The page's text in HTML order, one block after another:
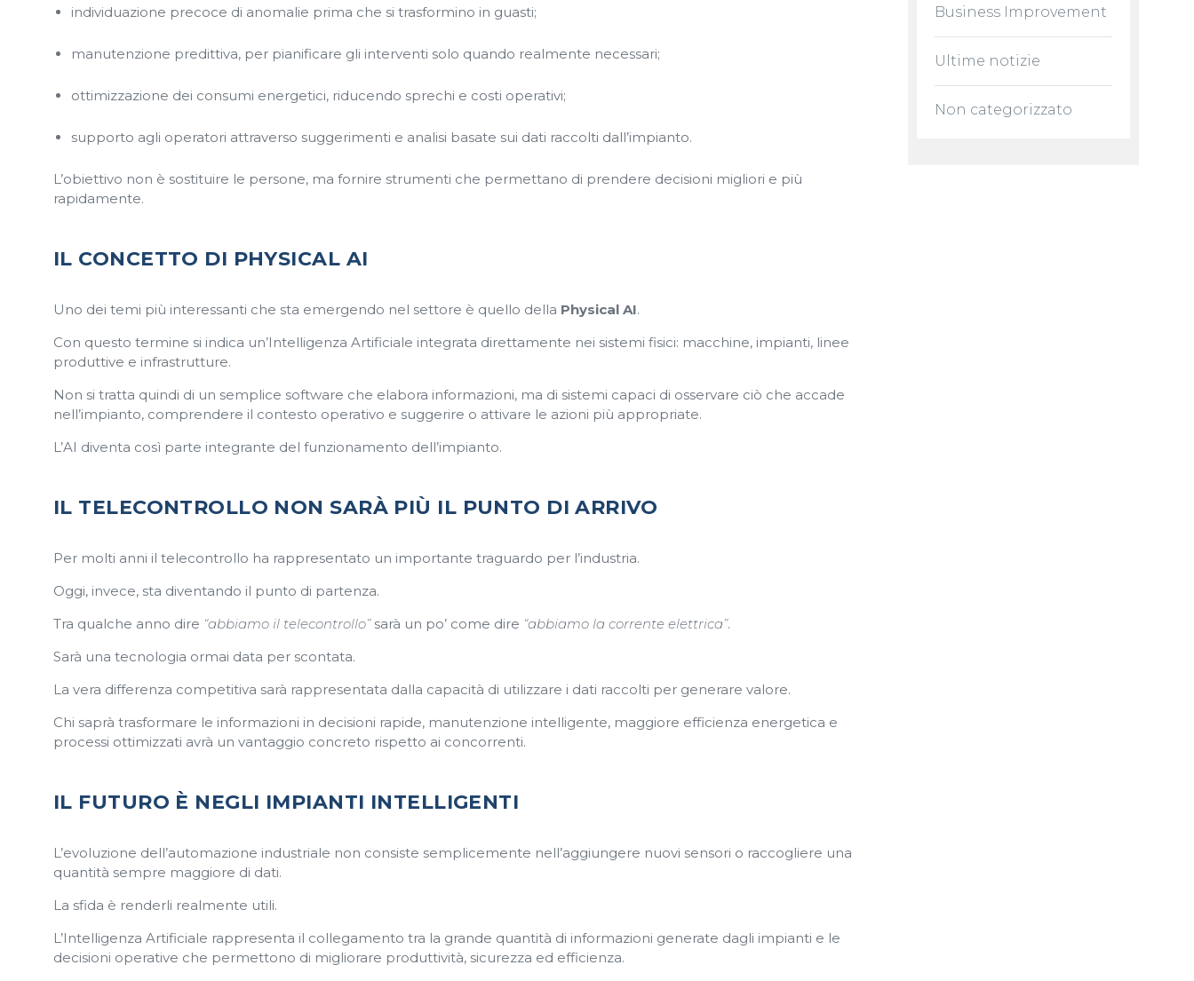
individuazione precoce di anomalie prima che si trasformino in guasti;
manutenzione predittiva, per pianificare gli interventi solo quando realmente necessari;
ottimizzazione dei consumi energetici, riducendo sprechi e costi operativi;
supporto agli operatori attraverso suggerimenti e analisi basate sui dati raccolti dall’impianto.
L’obiettivo non è sostituire le persone, ma fornire strumenti che permettano di prendere decisioni migliori e più
rapidamente.
IL CONCETTO DI PHYSICAL AI
Uno dei temi più interessanti che sta emergendo nel settore è quello della Physical AI.
Con questo termine si indica un’Intelligenza Artificiale integrata direttamente nei sistemi fisici: macchine, impianti, linee
produttive e infrastrutture.
Non si tratta quindi di un semplice software che elabora informazioni, ma di sistemi capaci di osservare ciò che accade
nell’impianto, comprendere il contesto operativo e suggerire o attivare le azioni più appropriate.
L’AI diventa così parte integrante del funzionamento dell’impianto.
IL TELECONTROLLO NON SARÀ PIÙ IL PUNTO DI ARRIVO
Per molti anni il telecontrollo ha rappresentato un importante traguardo per l’industria.
Oggi, invece, sta diventando il punto di partenza.
Tra qualche anno dire “abbiamo il telecontrollo”sarà un po’ come dire “abbiamo la corrente elettrica”.
Sarà una tecnologia ormai data per scontata.
La vera differenza competitiva sarà rappresentata dalla capacità di utilizzare i dati raccolti per generare valore.
Chi saprà trasformare le informazioni in decisioni rapide, manutenzione intelligente, maggiore efficienza energetica e
processi ottimizzati avrà un vantaggio concreto rispetto ai concorrenti.
IL FUTURO È NEGLI IMPIANTI INTELLIGENTI
L’evoluzione dell’automazione industriale non consiste semplicemente nell’aggiungere nuovi sensori o raccogliere una
quantità sempre maggiore di dati.
La sfida è renderli realmente utili.
L’Intelligenza Artificiale rappresenta il collegamento tra la grande quantità di informazioni generate dagli impianti e le
decisioni operative che permettono di migliorare produttività, sicurezza ed efficienza.
Business Improvement
Ultime notizie
Non categorizzato